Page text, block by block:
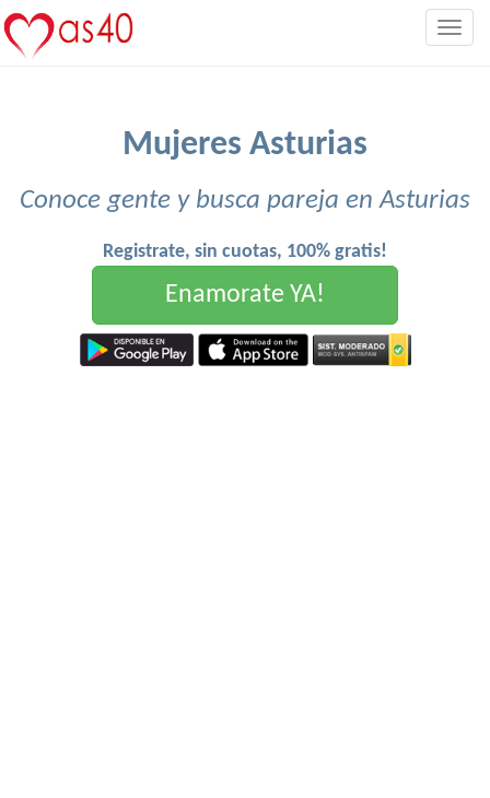
Mujeres Asturias
Conoce gente y busca pareja en Asturias
Registrate, sin cuotas, 100% gratis!
Enamorate YA!